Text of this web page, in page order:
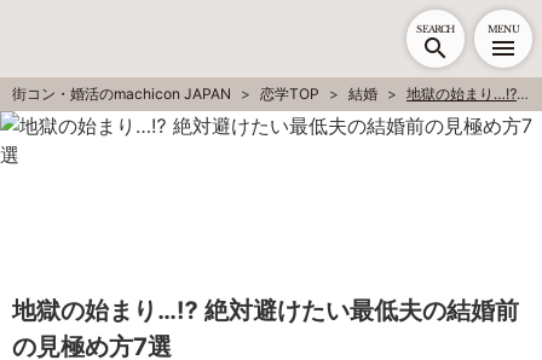
SEARCH MENU
街コン・婚活のmachicon JAPAN 恋学TOP 結婚 地獄の始まり…⁉ 絶対避けたい最低夫の結婚前の見極め方7選
地獄の始まり…⁉ 絶対避けたい最低夫の結婚前
の見極め方7選